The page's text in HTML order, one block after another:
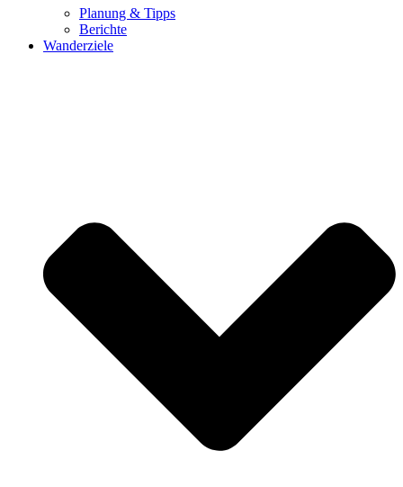
Planung & Tipps
Berichte
Wanderziele